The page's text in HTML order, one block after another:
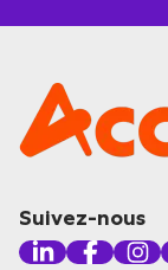
Suivez-nous